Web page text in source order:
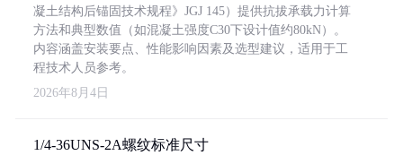
凝土结构后锚固技术规程》JGJ 145）提供抗拔承载力计算
方法和典型数值（如混凝土强度C30下设计值约80kN）。
内容涵盖安装要点、性能影响因素及选型建议，适用于工
程技术人员参考。
2026年8月4日
1/4-36UNS-2A螺纹标准尺寸